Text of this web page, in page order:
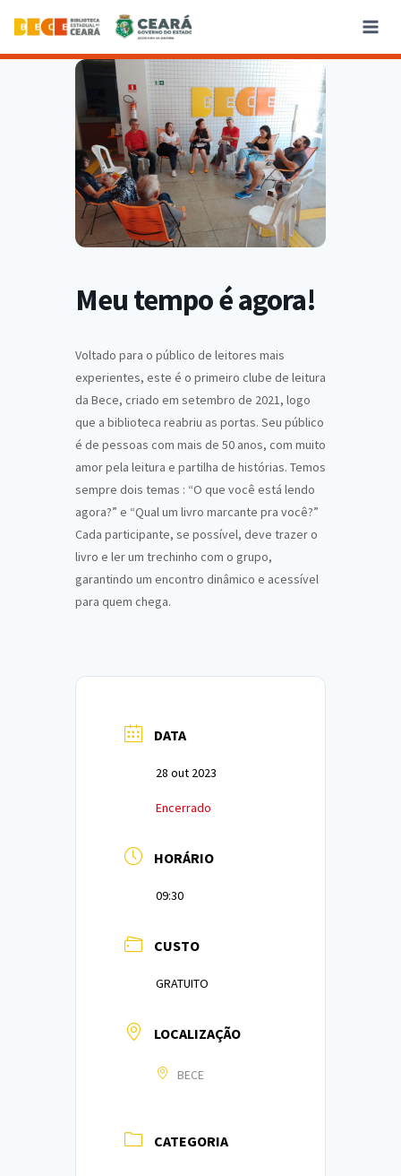
Meu tempo é agora!
Voltado para o público de leitores mais
experientes, este é o primeiro clube de leitura
da Bece, criado em setembro de 2021, logo
que a biblioteca reabriu as portas. Seu público
é de pessoas com mais de 50 anos, com muito
amor pela leitura e partilha de histórias. Temos
sempre dois temas : “O que você está lendo
agora?” e “Qual um livro marcante pra você?”
Cada participante, se possível, deve trazer o
livro e ler um trechinho com o grupo,
garantindo um encontro dinâmico e acessível
para quem chega.
DATA
28 out 2023
Encerrado
HORÁRIO
09:30
CUSTO
GRATUITO
LOCALIZAÇÃO
BECE
CATEGORIA